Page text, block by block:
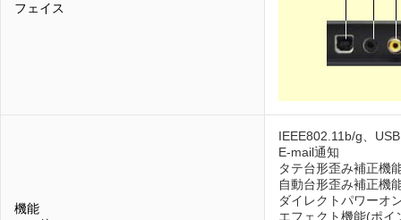
フェイス
機能
IEEE802.11b/g、
E-mail通知
タテ台形歪み補正機
自動台形歪み補正機
ダイレクトパワーオ
エフェクト機能(ポイ